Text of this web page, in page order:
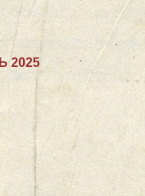
2025